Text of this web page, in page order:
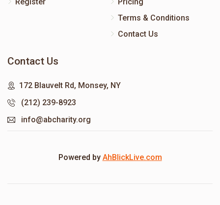
Terms & Conditions
Contact Us
Contact Us
172 Blauvelt Rd, Monsey, NY
(212) 239-8923
info@abcharity.org
Powered by AhBlickLive.com